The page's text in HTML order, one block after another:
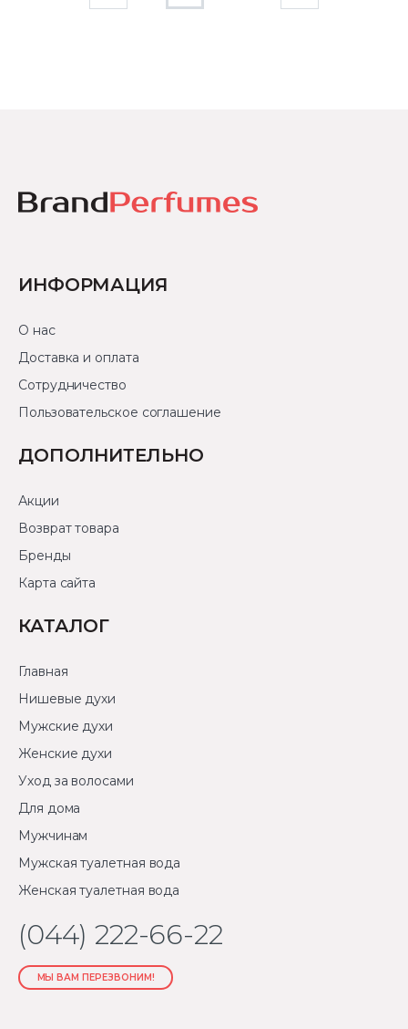
ИНФОРМАЦИЯ
О нас
Доставка и оплата
Сотрудничество
Пользовательское соглашение
ДОПОЛНИТЕЛЬНО
Акции
Возврат товара
Бренды
Карта сайта
КАТАЛОГ
Главная
Нишевые духи
Мужские духи
Женские духи
Уход за волосами
Для дома
Мужчинам
Мужская туалетная вода
Женская туалетная вода
(044) 222-66-22
МЫ ВАМ ПЕРЕЗВОНИМ!